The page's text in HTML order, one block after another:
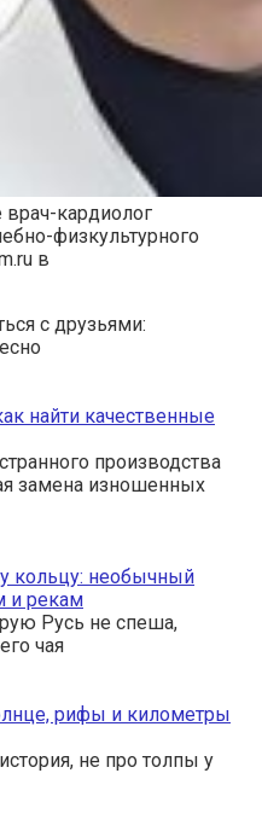
кардиолог
физкультурного
в
с друзьями:
найти качественные
производства
замена изношенных
кольцу: необычный
и рекам
Русь не спеша,
чая
рифы и километры
не про толпы у